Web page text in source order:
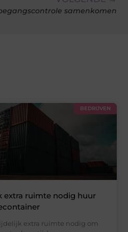
samenkomen
BEDRIJVEN
extra ruimte nodig huur
extra ruimte nodig om